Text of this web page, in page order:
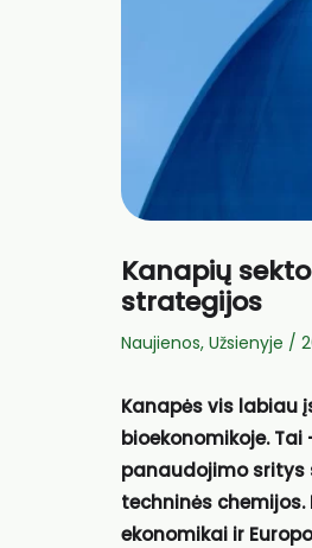
Kanapių
strategijos
Naujienos, Užsienyje /
Kanapės vis labiau
bioekonomikoje.
panaudojimo sritys
techninės
ekonomikai ir